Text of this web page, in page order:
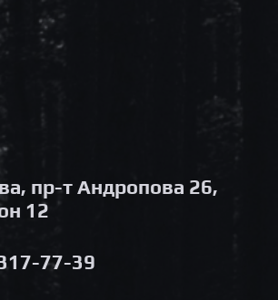
пр-т Андропова 26,
12
77-39